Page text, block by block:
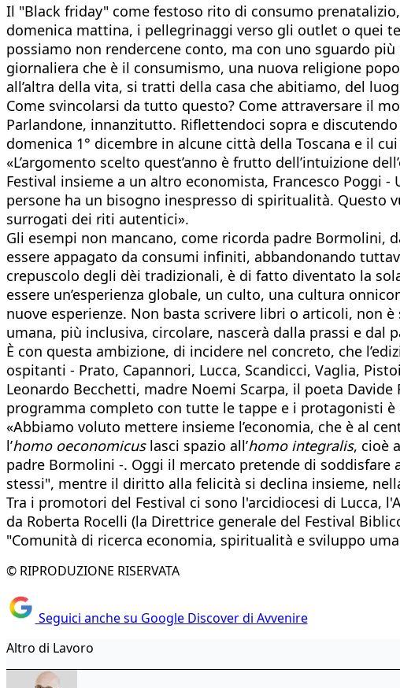
Il "Black friday" come festoso rito di consumo
domenica mattina, i pellegrinaggi verso gli outlet o quei
possiamo non rendercene conto, ma con uno sguardo
giornaliera che è il consumismo, una nuova religione
all’altra della vita, si tratti della casa che abitiamo, del
Come svincolarsi da tutto questo? Come attraversare il
Parlandone, innanzitutto. Riflettendoci sopra e
domenica 1° dicembre in alcune città della Toscana e il
«L’argomento scelto quest’anno è frutto dell’intuizione
Festival insieme a un altro economista, Francesco Poggi
persone ha un bisogno inespresso di spiritualità. Questo
surrogati dei riti autentici».
Gli esempi non mancano, come ricorda padre Bormolini,
essere appagato da consumi infiniti, abbandonando
crepuscolo degli dèi tradizionali, è di fatto diventato la
essere un’esperienza globale, un culto, una cultura
nuove esperienze. Non basta scrivere libri o articoli, non
umana, più inclusiva, circolare, nascerà dalla prassi e dal
È con questa ambizione, di incidere nel concreto, che
ospitanti - Prato, Capannori, Lucca, Scandicci, Vaglia,
Leonardo Becchetti, madre Noemi Scarpa, il poeta
programma completo con tutte le tappe e i protagonisti è
«Abbiamo voluto mettere insieme l’economia, che è al
l’homo oeconomicuslasci spazio all’homo integralis, cioè
padre Bormolini -. Oggi il mercato pretende di
stessi", mentre il diritto alla felicità si declina insieme,
Tra i promotori del Festival ci sono l'arcidiocesi di Lucca,
da Roberta Rocelli (la Direttrice generale del Festival
"Comunità di ricerca economia, spiritualità e sviluppo
© RIPRODUZIONE RISERVATA
Seguici anche su Google Discover di Avvenire
Altro di Lavoro